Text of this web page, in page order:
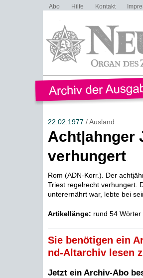
Abo Hilfe Kontakt
22.02.1977 / Ausland
Acht|ahnger
verhungert
Rom (ADN-Korr.). Der
Triest regelrecht verhungert.
unterernährt war, lebte bei
Artikellänge: rund 54 Wörter
Sie benötigen ein
nd-Altarchiv lesen
Jetzt ein Archiv-Abo